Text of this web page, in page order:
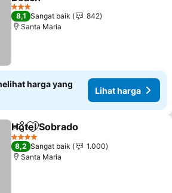
3 Bintang
8,1 Sangat baik
842
Santa Maria
harga yang
Lihat harga
BagikanTambahkan ke favorit
Hotel Sobrado
4 Bintang
8,2 Sangat baik
1.000
Santa Maria